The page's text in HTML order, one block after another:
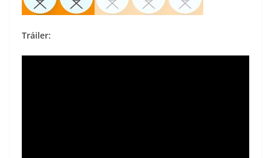
Tráiler: